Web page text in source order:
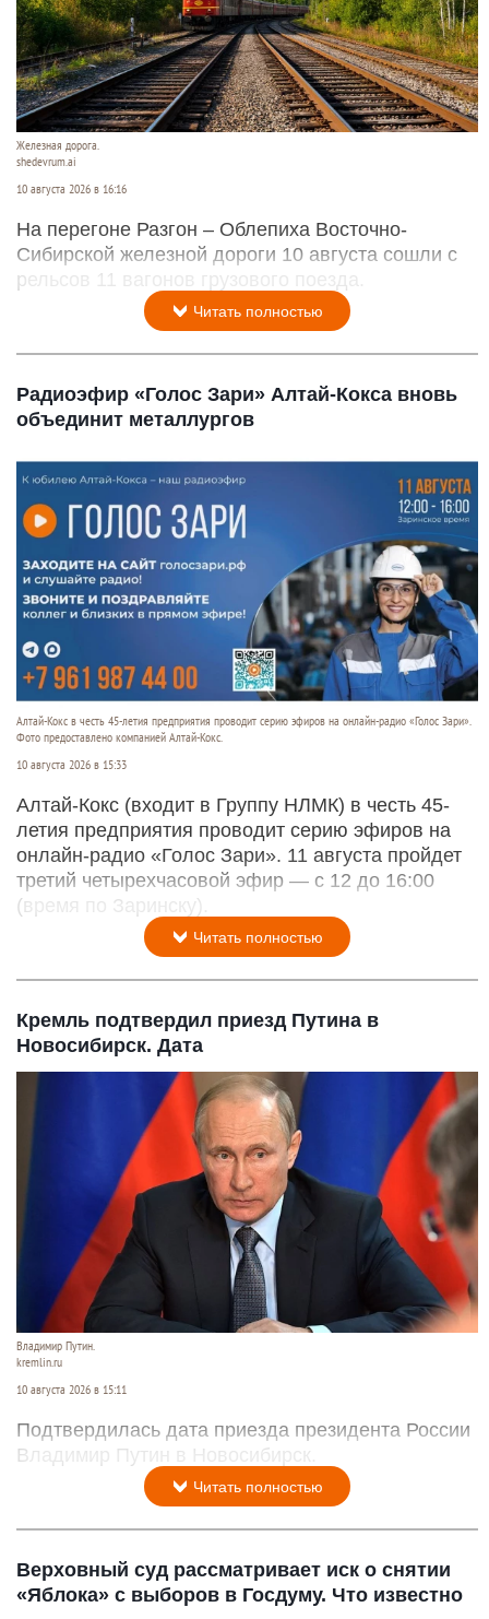
Железная дорога.
shedevrum.ai
10 августа 2026 в 16:16
На перегоне Разгон – Облепиха Восточно-
Сибирской железной дороги 10 августа сошли с
рельсов 11 вагонов грузового поезда.
Читать полностью
Радиоэфир «Голос Зари» Алтай-Кокса вновь
объединит металлургов
Алтай-Кокс в честь 45-летия предприятия проводит серию эфиров на онлайн-радио «Голос Зари».
Фото предоставлено компанией Алтай-Кокс.
10 августа 2026 в 15:33
Алтай-Кокс (входит в Группу НЛМК) в честь 45-
летия предприятия проводит серию эфиров на
онлайн-радио «Голос Зари». 11 августа пройдет
третий четырехчасовой эфир — с 12 до 16:00
(время по Заринску).
Читать полностью
Кремль подтвердил приезд Путина в
Новосибирск. Дата
Владимир Путин.
kremlin.ru
10 августа 2026 в 15:11
Подтвердилась дата приезда президента России
Владимир Путин в Новосибирск.
Читать полностью
Верховный суд рассматривает иск о снятии
«Яблока» с выборов в Госдуму. Что известно